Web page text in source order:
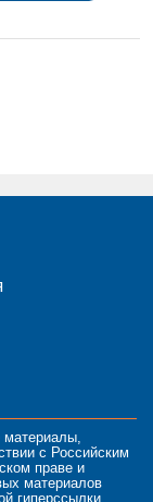
материалы
с Российским
праве и
материалов
гиперссылки.